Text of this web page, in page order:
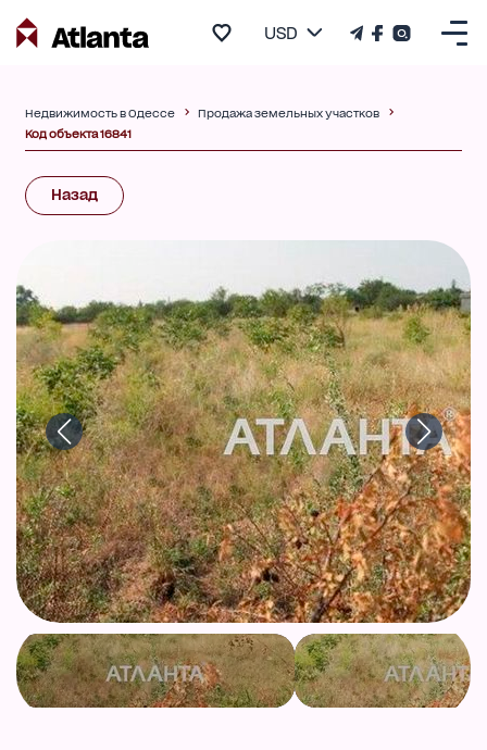
USD
Недвижимость в Одессе
Продажа земельных участков
Код объекта 16841
Назад